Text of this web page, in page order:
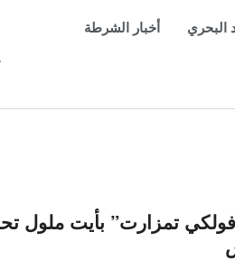
البحري أخبار الشرطة
تمزارت” بأيت ملول